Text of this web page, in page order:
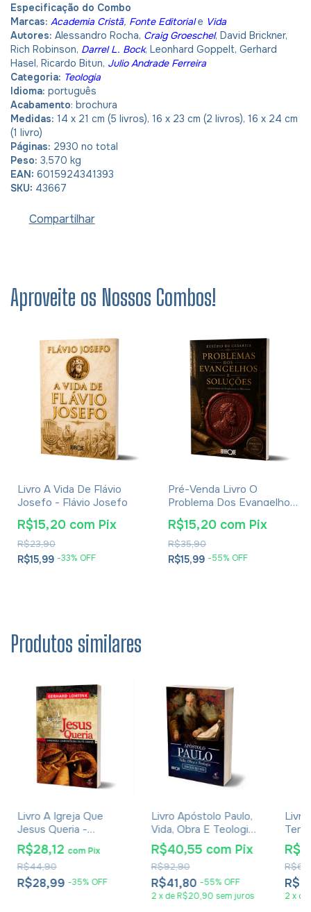
Especificação do Combo
Marcas: Academia Cristã, Fonte Editorial e Vida
Autores: Alessandro Rocha, Craig Groeschel, David Brickner,
Rich Robinson, Darrel L. Bock, Leonhard Goppelt, Gerhard
Hasel, Ricardo Bitun, Julio Andrade Ferreira
Categoria: Teologia
Idioma: português
Acabamento: brochura
Medidas: 14 x 21 cm (5 livros), 16 x 23 cm (2 livros), 16 x 24 cm
(1 livro)
Páginas: 2930 no total
Peso: 3,570 kg
EAN: 6015924341393
SKU: 43667
Compartilhar
Aproveite os Nossos Combos!
Livro A Vida De Flávio
Josefo - Flávio Josefo
R$15,99 -33% OFF
R$23,90
R$15,20 com Pix
Pré-Venda Livro O
Problema Dos Evangelhos
E Soluções- Eusébio De
Cesareia
R$15,99 -55% OFF
R$35,90
R$15,20 com Pix
Produtos similares
Livro A Igreja Que
Jesus Queria -
Gerhard Lohfink
R$28,99 -35% OFF
R$44,90
R$28,12 com Pix
Livro Apóstolo Paulo,
Vida, Obra E Teologia
- Jürgen Becker
R$41,80 -55% OFF
R$92,90
R$40,55 com Pix
2 xdeR$20,90 sem juros 2 x de